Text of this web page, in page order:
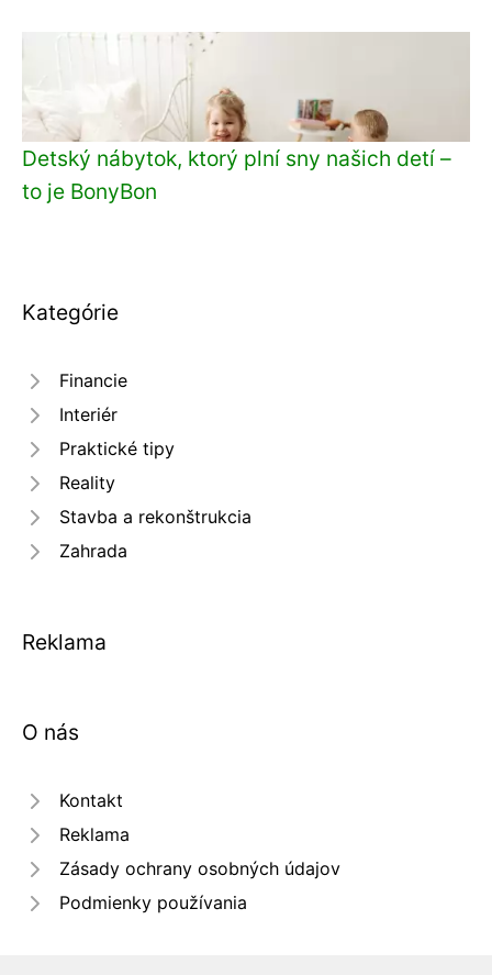
Detský nábytok, ktorý plní sny našich detí –
to je BonyBon
Kategórie
Financie
Interiér
Praktické tipy
Reality
Stavba a rekonštrukcia
Zahrada
Reklama
O nás
Kontakt
Reklama
Zásady ochrany osobných údajov
Podmienky používania